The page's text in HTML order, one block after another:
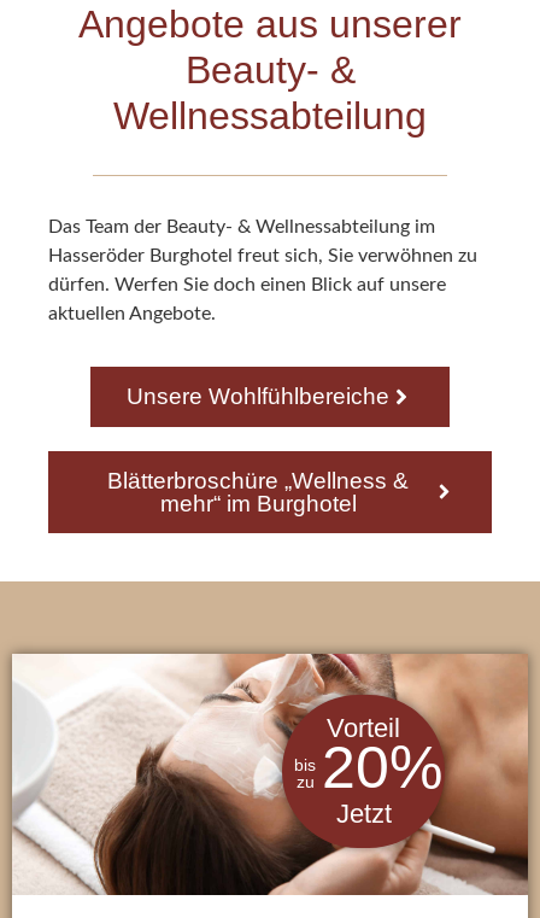
Angebote aus unserer
Beauty- &
Wellnessabteilung
Das Team der Beauty- & Wellnessabteilung im
Hasseröder Burghotel freut sich, Sie verwöhnen zu
dürfen. Werfen Sie doch einen Blick auf unsere
aktuellen Angebote.
Unsere Wohlfühlbereiche
Blätterbroschüre „Wellness &
mehr“ im Burghotel
Jetzt
bis
zu 20%
Vorteil